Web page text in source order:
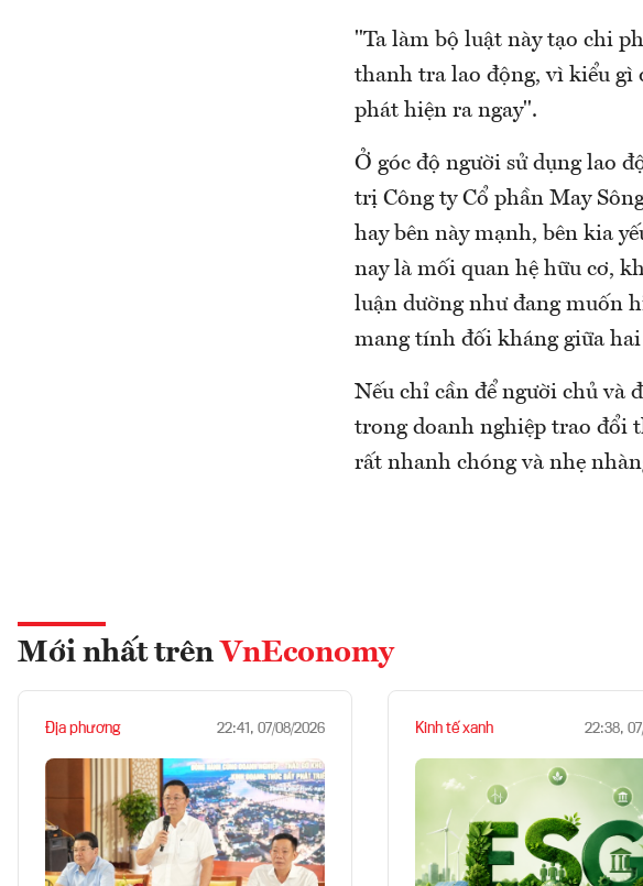
"Ta làm bộ luật này tạo chi
thanh tra lao động, vì kiểu gì
phát hiện ra ngay".
Ở góc độ người sử dụng lao
trị Công ty Cổ phần May
hay bên này mạnh, bên kia
nay là mối quan hệ hữu cơ,
luận dường như đang muốn
mang tính đối kháng giữa hai
Nếu chỉ cần để người chủ và
trong doanh nghiệp trao đổi
rất nhanh chóng và nhẹ
Mới nhất trên VnEconomy
Địa phương 22:41, 07/08/2026 Kinh tế xanh 22:38,